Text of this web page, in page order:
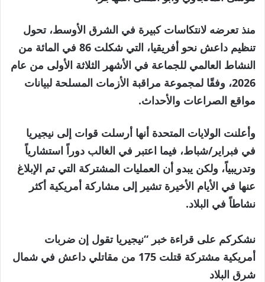
منذ تعرضه لانتكاسات كبيرة في الشرق الأوسط، تحول
تنظيم داعش نحو أفريقيا، التي شكلت 86 في المائة من
النشاط العالمي للجماعة في الأشهر الثلاثة الأولى من عام
2026، وفقًا لمجموعة مراقبة الأزمات المسلحة لبيانات
مواقع الصراعات والأحداث.
وأعلنت الولايات المتحدة أنها أرسلت قوات إلى نيجيريا
في فبراير/شباط، فيما اعتبر في الغالب دوراً استشارياً
وتدريبياً، ولكن يبدو أن العمليات المشتركة التي تم الإبلاغ
عنها في الأيام الأخيرة تشير إلى مشاركة أمريكية أكثر
نشاطاً في البلاد.
نشكركم على قراءة خبر “نيجيريا تقول إن ضربات
أمريكية مشتركة قتلت 175 من مقاتلي داعش في شمال
شرق البلاد